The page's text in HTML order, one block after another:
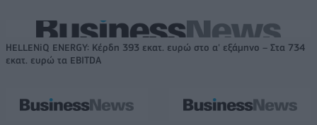
HELLENiQ ENERGY: Κέρδη 393 εκατ. ευρώ στο α' εξάμηνο – Στα 734
εκατ. ευρώ τα EBITDA